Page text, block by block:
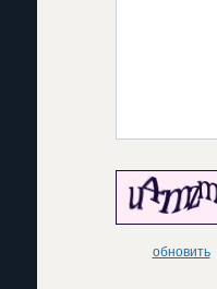
обновить